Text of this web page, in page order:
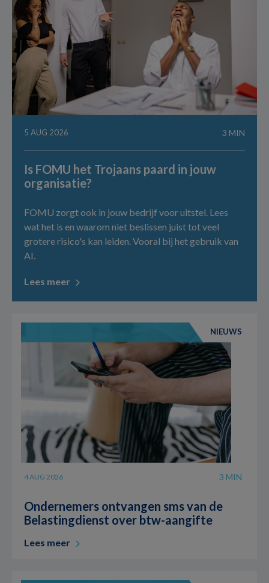
5 AUG 2026 3 MIN
Is FOMU het Trojaans paard in jouw
organisatie?
FOMU zorgt ook in jouw bedrijf voor uitstel. Lees
wat het is en waarom niet beslissen juist tot veel
grotere risico's kan leiden. Vooral bij het gebruik van
AI.
Lees meer
NIEUWS
4 AUG 2026 3 MIN
Ondernemers ontvangen sms van de
Belastingdienst over btw-aangifte
Lees meer